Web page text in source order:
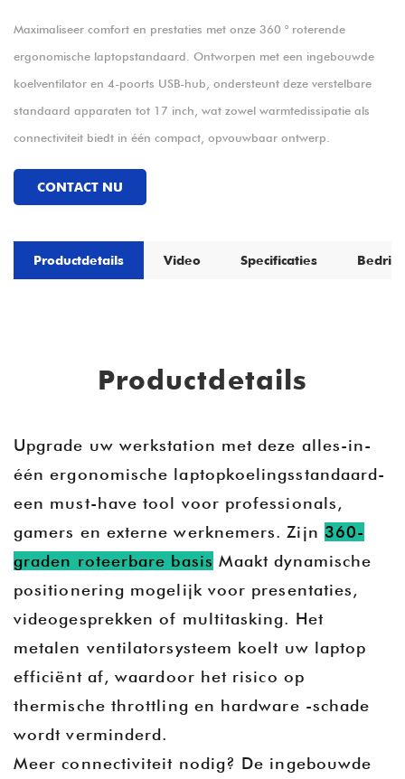
Maximaliseer comfort en prestaties met onze 360 ​​° roterende
ergonomische laptopstandaard. Ontworpen met een ingebouwde
koelventilator en 4-poorts USB-hub, ondersteunt deze verstelbare
standaard apparaten tot 17 inch, wat zowel warmtedissipatie als
connectiviteit biedt in één compact, opvouwbaar ontwerp.
CONTACT NU
Productdetails Video Specificaties
Productdetails
Upgrade uw werkstation met deze alles-in-
één ergonomische laptopkoelingsstandaard-
een must-have tool voor professionals,
gamers en externe werknemers. Zijn 360-
graden roteerbare basis Maakt dynamische
positionering mogelijk voor presentaties,
videogesprekken of multitasking. Het
metalen ventilatorsysteem koelt uw laptop
efficiënt af, waardoor het risico op
thermische throttling en hardware -schade
wordt verminderd.
Meer connectiviteit nodig? De ingebouwde